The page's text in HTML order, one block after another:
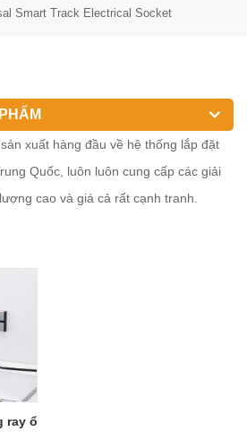
Smart Track Electrical Socket
xuất hàng đầu về hệ thống lắp đặt
Quốc, luôn luôn cung cấp các giải
cao và giá cả rất cạnh tranh.
ray ổ